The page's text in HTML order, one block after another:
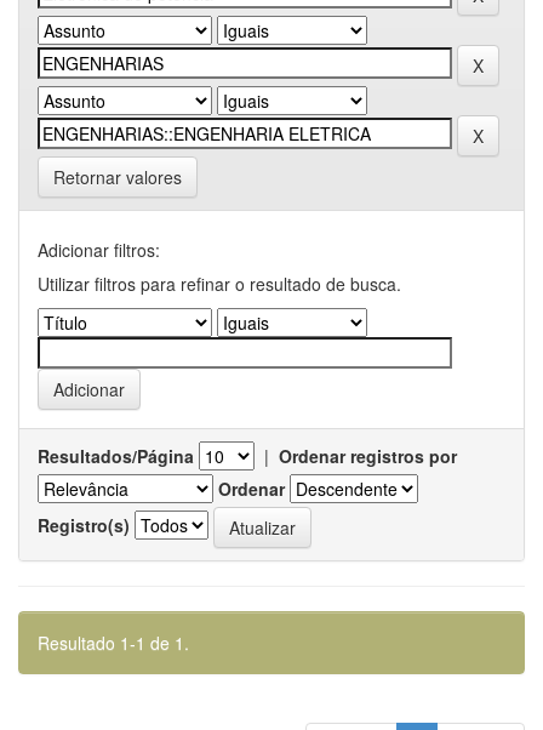
Retornar valores
Adicionar filtros:
Utilizar filtros para refinar o resultado de busca.
Resultados/Página | Ordenar registros por
Ordenar
Registro(s)
Resultado 1-1 de 1.